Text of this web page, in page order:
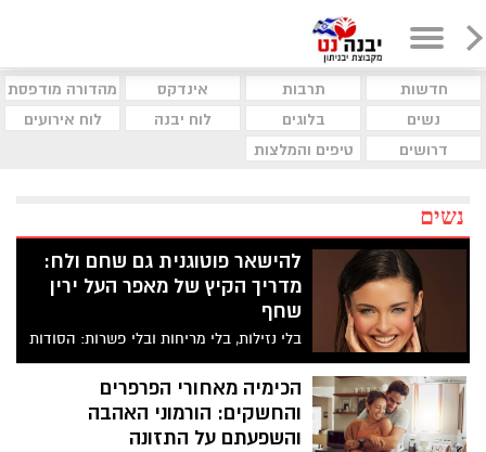
חדשות תרבות אינדקס
מהדורה מודפסת
נשים
בלוגים לוח יבנה
לוח אירועים
דרושים
טיפים והמלצות
נשים
להישאר פוטוגנית גם שחם ולח:
מדריך הקיץ של מאפר העל ירין
שחף
בלי נזילות, בלי מריחות ובלי פשרות: הסודות
המקצועיים שישאירו את האיפור שלך יציב
ורענן גם בימים הכי חמים בשנה
הכימיה מאחורי הפרפרים
והחשקים: הורמוני האהבה
והשפעתם על התזונה